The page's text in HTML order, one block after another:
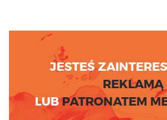
JESTEŚ
REKLAMĄ
LUBPATRONATEM